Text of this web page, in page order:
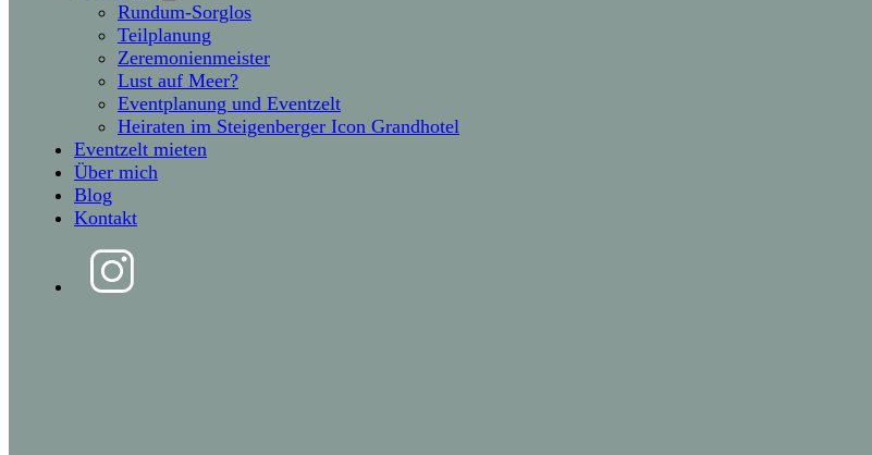
Rundum-Sorglos
Teilplanung
Zeremonienmeister
Lust auf Meer?
Eventplanung und Eventzelt
Heiraten im Steigenberger Icon Grandhotel
Eventzelt mieten
Über mich
Blog
Kontakt